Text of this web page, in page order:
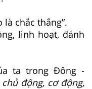
chắc thắng”.
linh hoạt, đánh
ta trong Đông -
chủ động, cơ động,